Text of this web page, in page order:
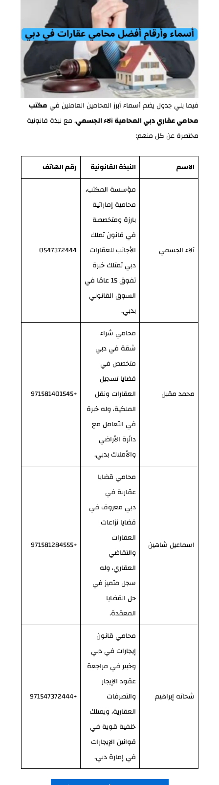
فيما يلي جدول يضم أسماء أبرز المحامين العاملين في مكتب
محامي عقاري دبي المحامية آلاء الجسمي، مع نبذة قانونية
مختصرة عن كل منهم:
الاسم النبذة القانونية رقم الهاتف
آلاء الجسمي
مؤسسة المكتب،
محامية إماراتية
بارزة ومتخصصة
في قانون تملك
الأجانب للعقارات
دبي تمتلك خبرة
تفوق 15 عامًا في
السوق القانوني
بدبي.
0547372444
محمد مقبل
محامي شراء
شقة في دبي
متخصص في
قضايا تسجيل
العقارات ونقل
الملكية، وله خبرة
في التعامل مع
دائرة الأراضي
والأملاك بدبي.
+971581401545
اسماعيل شاهين
محامي قضايا
عقارية في
دبي معروف في
قضايا نزاعات
العقارات
والتقاضي
العقاري، وله
سجل متميز في
حل القضايا
المعقدة.
+971581284555
شحاته إبراهيم
محامي قانون
إيجارات في دبي
وخبير في مراجعة
عقود الإيجار
والتصرفات
العقارية، ويمتلك
خلفية قوية في
قوانين الإيجارات
في إمارة دبي.
+971547372444